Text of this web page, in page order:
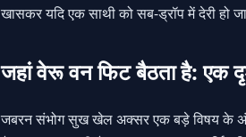
खासकर यदि एक साथी को सब-ड्रॉप में देरी हो
जहां वेरू वन फिट बैठता है: एक
जबरन संभोग सुख खेल अक्सर एक बड़े विषय के